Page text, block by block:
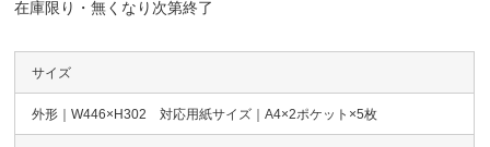
在庫限り・無くなり次第終了
サイズ
外形｜W446×H302 対応用紙サイズ｜A4×2ポケット×5枚